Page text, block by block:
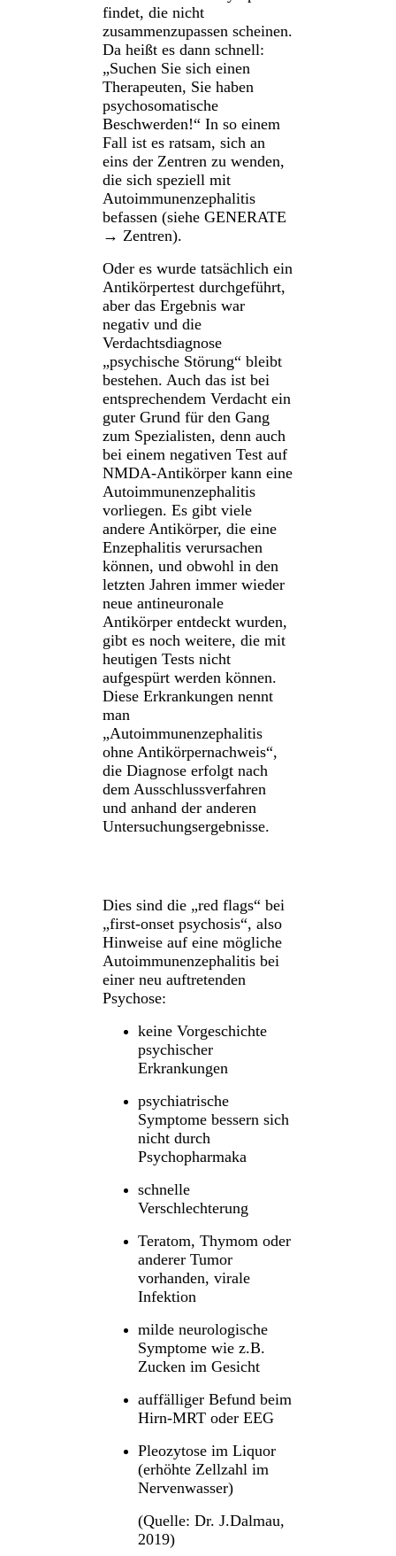
findet, die nicht
zusammenzupassen scheinen.
Da heißt es dann schnell:
„Suchen Sie sich einen
Therapeuten, Sie haben
psychosomatische
Beschwerden!“ In so einem
Fall ist es ratsam, sich an
eins der Zentren zu wenden,
die sich speziell mit
Autoimmunenzephalitis
befassen (siehe GENERATE
→ Zentren).
Oder es wurde tatsächlich ein
Antikörpertest durchgeführt,
aber das Ergebnis war
negativ und die
Verdachtsdiagnose
„psychische Störung“ bleibt
bestehen. Auch das ist bei
entsprechendem Verdacht ein
guter Grund für den Gang
zum Spezialisten, denn auch
bei einem negativen Test auf
NMDA-Antikörper kann eine
Autoimmunenzephalitis
vorliegen. Es gibt viele
andere Antikörper, die eine
Enzephalitis verursachen
können, und obwohl in den
letzten Jahren immer wieder
neue antineuronale
Antikörper entdeckt wurden,
gibt es noch weitere, die mit
heutigen Tests nicht
aufgespürt werden können.
Diese Erkrankungen nennt
man
„Autoimmunenzephalitis
ohne Antikörpernachweis“,
die Diagnose erfolgt nach
dem Ausschlussverfahren
und anhand der anderen
Untersuchungsergebnisse.
Dies sind die „red flags“ bei
„first-onset psychosis“, also
Hinweise auf eine mögliche
Autoimmunenzephalitis bei
einer neu auftretenden
Psychose:
keine Vorgeschichte
psychischer
Erkrankungen
psychiatrische
Symptome bessern sich
nicht durch
Psychopharmaka
schnelle
Verschlechterung
Teratom, Thymom oder
anderer Tumor
vorhanden, virale
Infektion
milde neurologische
Symptome wie z.B.
Zucken im Gesicht
auffälliger Befund beim
Hirn-MRT oder EEG
Pleozytose im Liquor
(erhöhte Zellzahl im
Nervenwasser)
(Quelle: Dr. J.Dalmau,
2019)